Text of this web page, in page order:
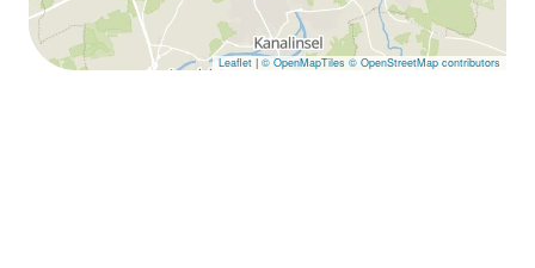
Leaflet | © OpenMapTiles © OpenStreetMap contributors